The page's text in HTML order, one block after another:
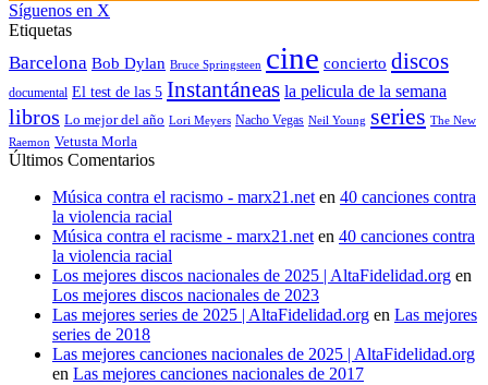
Síguenos en X
Etiquetas
Barcelona Bob Dylan Bruce Springsteen cine concierto discos
documental El test de las 5 Instantáneas la pelicula de la semana
libros Lo mejor del año Lori Meyers Nacho Vegas Neil Young series The New
Raemon Vetusta Morla
Últimos Comentarios
Música contra el racismo - marx21.neten 40 canciones contra
la violencia racial
Música contra el racisme - marx21.neten 40 canciones contra
la violencia racial
Los mejores discos nacionales de 2025 | AltaFidelidad.org en
Los mejores discos nacionales de 2023
Las mejores series de 2025 | AltaFidelidad.org en Las mejores
series de 2018
Las mejores canciones nacionales de 2025 | AltaFidelidad.org
en Las mejores canciones nacionales de 2017